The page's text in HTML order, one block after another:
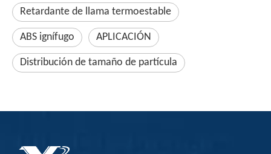
Retardante de llama termoestable
ABS ignífugo APLICACIÓN
Distribución de tamaño de partícula